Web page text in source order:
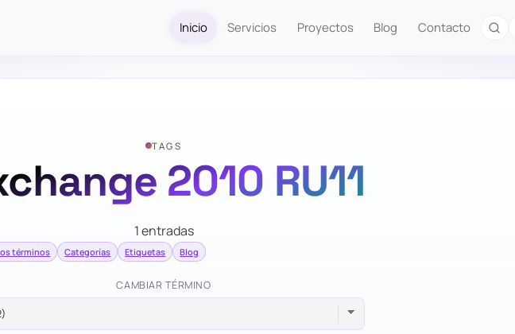
Inicio Servicios Proyectos Blog Contacto
TAGS
2010 RU11
1 entradas
términos Categorías Etiquetas Blog
CAMBIAR TÉRMINO